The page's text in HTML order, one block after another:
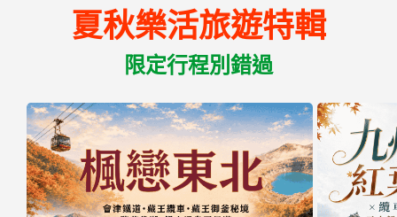
夏秋樂活旅遊特輯
限定行程別錯過